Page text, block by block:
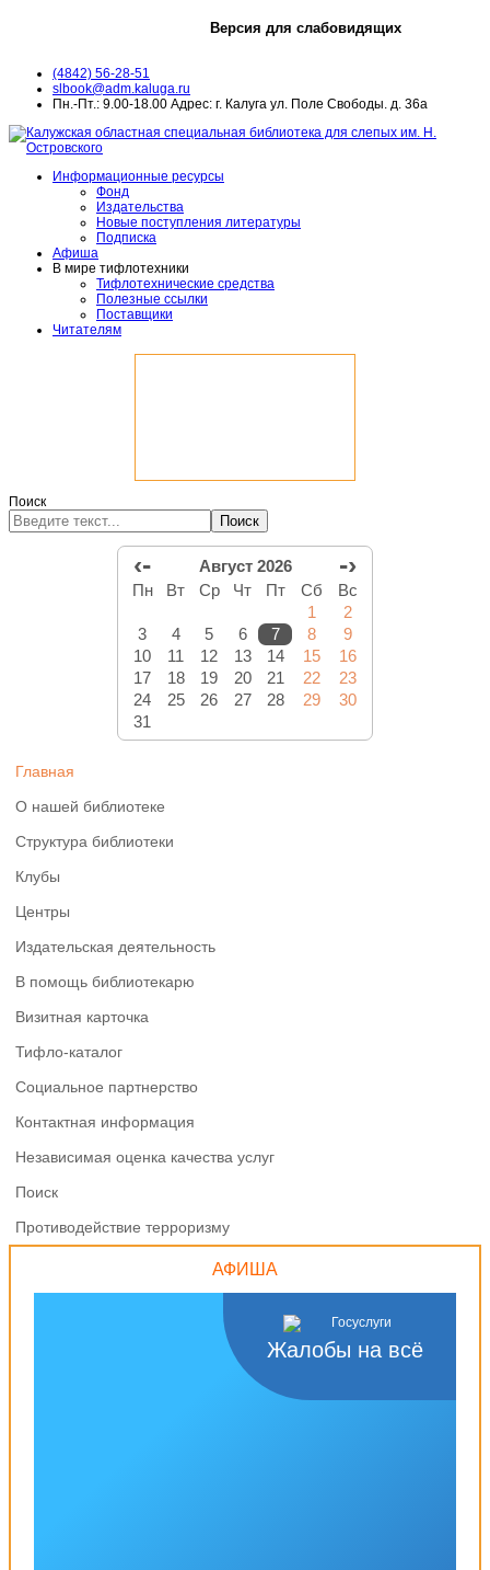
Версия для слабовидящих
(4842) 56-28-51
slbook@adm.kaluga.ru
Пн.-Пт.: 9.00-18.00 Адрес: г. Калуга ул. Поле Свободы. д. 36а
Информационные ресурсы
Фонд
Издательства
Новые поступления литературы
Подписка
Афиша
В мире тифлотехники
Тифлотехнические средства
Полезные ссылки
Поставщики
Читателям
Поиск
Поиск
‹- Август 2026 -›
Пн Вт Ср Чт Пт Сб
Вс
1
2
3
4 5 6 7 8
9
10
11 12 13 14 15
16
17
18 19 20 21 22
23
24
25 26 27 28 29
30
31
Главная
О нашей библиотеке
Структура библиотеки
Клубы
Центры
Издательская деятельность
В помощь библиотекарю
Визитная карточка
Тифло-каталог
Социальное партнерство
Контактная информация
Независимая оценка качества услуг
Поиск
Противодействие терроризму
АФИША
Жалобы на всё